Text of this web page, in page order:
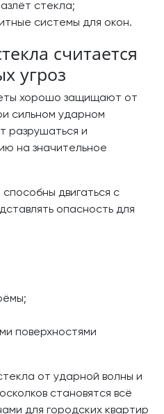
стекла;
системы для окон.
считается
угроз
хорошо защищают от
сильном ударном
разрушаться и
на значительное
двигаться с
опасность для
поверхностями
от ударной волны и
становятся всё
для городских квартир